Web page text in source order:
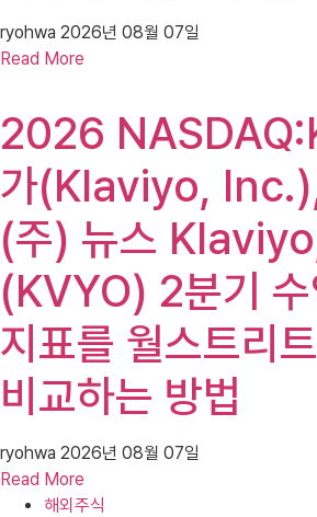
ryohwa 2026년 08월 07일
Read More
2026
가(Klaviyo,
(주) 뉴스
(KVYO) 2분기
지표를 월스트리
비교하는 방법
ryohwa 2026년 08월 07일
Read More
해외주식